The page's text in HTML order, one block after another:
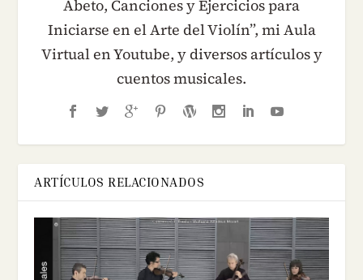
Abeto, Canciones y Ejercicios para
Iniciarse en el Arte del Violín”, mi Aula
Virtual en Youtube, y diversos artículos y
cuentos musicales.
ARTÍCULOS RELACIONADOS